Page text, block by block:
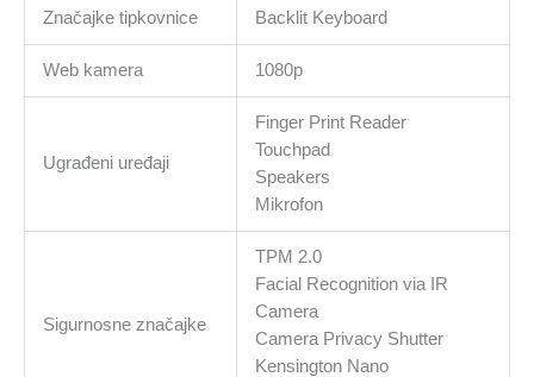
Značajke tipkovnice Backlit Keyboard
Web kamera 1080p
Ugrađeni uređaji
Finger Print Reader
Touchpad
Speakers
Mikrofon
Sigurnosne značajke
TPM 2.0
Facial Recognition via IR
Camera
Camera Privacy Shutter
Kensington Nano